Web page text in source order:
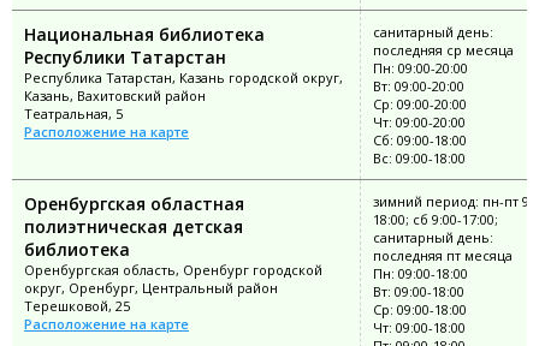
Национальная библиотека
Республики Татарстан
Республика Татарстан, Казань городской округ,
Казань, Вахитовский район
Театральная, 5
Расположение на карте
санитарный день:
последняя ср месяца
Пн: 09:00-20:00
Вт: 09:00-20:00
Ср: 09:00-20:00
Чт: 09:00-20:00
Сб: 09:00-18:00
Вс: 09:00-18:00
Оренбургская областная
полиэтническая детская
библиотека
Оренбургская область, Оренбург городской
округ, Оренбург, Центральный район
Терешковой, 25
Расположение на карте
зимний период: пн-пт
18:00; сб 9:00-17:00;
санитарный день:
последняя пт месяца
Пн: 09:00-18:00
Вт: 09:00-18:00
Ср: 09:00-18:00
Чт: 09:00-18:00